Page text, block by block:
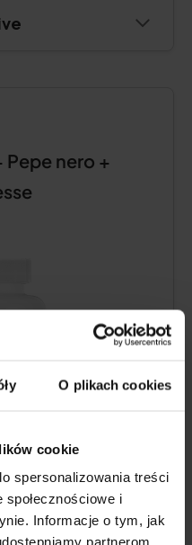
O plikach cookies
cookie
spersonalizowania treści
i
Informacje o tym, jak
partnerom
nero +
300 mg, di cui 285
, zenzero